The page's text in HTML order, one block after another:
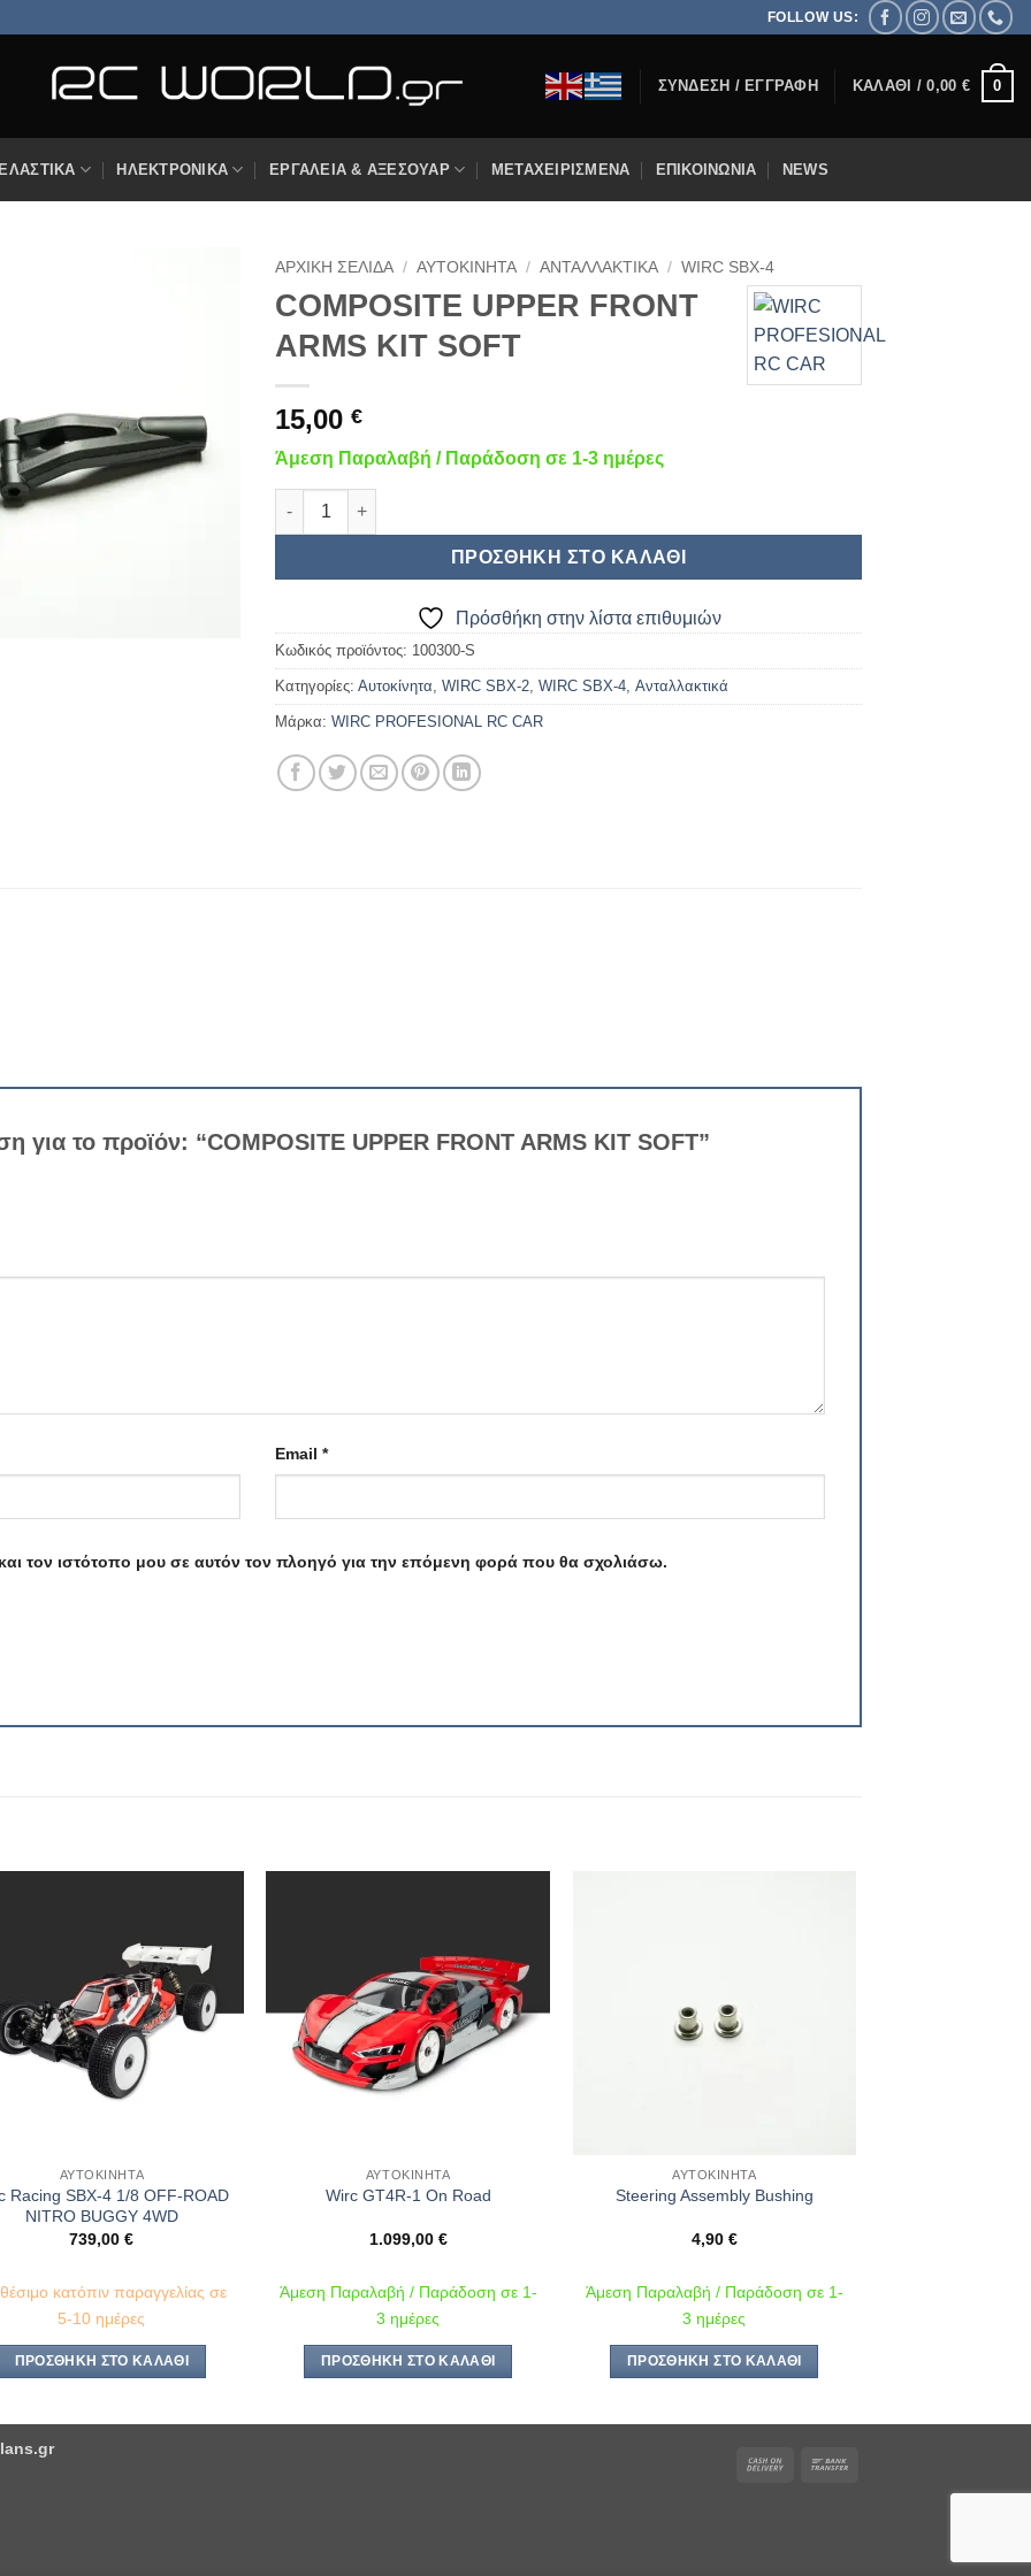
FOLLOW US:
ΣΎΝΔΕΣΗ / ΕΓΓΡΑΦΉ ΚΑΛΆΘΙ /0,00 € 0
ΕΛΑΣΤΙΚΆ ΗΛΕΚΤΡΟΝΙΚΆ ΕΡΓΑΛΕΊΑ & ΑΞΕΣΟΥΆΡ ΜΕΤΑΧΕΙΡΙΣΜΈΝΑ ΕΠΙΚΟΙΝΩΝΊΑ NEWS
ΑΡΧΙΚΉ ΣΕΛΊΔΑ / ΑΥΤΟΚΊΝΗΤΑ / ΑΝΤΑΛΛΑΚΤΙΚΆ / WIRC SBX-4
COMPOSITE UPPER FRONT
ARMS KIT SOFT
15,00 €
Άμεση Παραλαβή / Παράδοση σε 1-3 ημέρες
COMPOSITE UPPER FRONT ARMS KIT SOFT ποσότητα
ΠΡΟΣΘΉΚΗ ΣΤΟ ΚΑΛΆΘΙ
Πρόσθήκη στην λίστα επιθυμιών
Κωδικός προϊόντος: 100300-S
Κατηγορίες: Αυτοκίνητα WIRC SBX-2 WIRC SBX-4 Ανταλλακτικά
Μάρκα: WIRC PROFESIONAL RC CAR
για το προϊόν: “COMPOSITE UPPER FRONT ARMS KIT SOFT”
Email *
τον ιστότοπο μου σε αυτόν τον πλοηγό για την επόμενη φορά που θα σχολιάσω.
στην λίστα
επιθυμιών
ΑΥΤΟΚΊΝΗΤΑ
Racing SBX-4 1/8 OFF-ROAD
NITRO BUGGY 4WD
739,00€
κατόπιν παραγγελίας σε
5-10 ημέρες
ΠΡΟΣΘΉΚΗ ΣΤΟ ΚΑΛΆΘΙ
επιθυμιών
ΑΥΤΟΚΊΝΗΤΑ
Wirc GT4R-1 On Road
1.099,00 €
Άμεση Παραλαβή / Παράδοση σε 1-
3 ημέρες
ΠΡΟΣΘΉΚΗ ΣΤΟ ΚΑΛΆΘΙ
ΑΥΤΟΚΊΝΗΤΑ
Steering Assembly Bushing
4,90 €
Άμεση Παραλαβή / Παράδοση σε 1-
3 ημέρες
ΠΡΟΣΘΉΚΗ ΣΤΟ ΚΑΛΆΘΙ
Cash